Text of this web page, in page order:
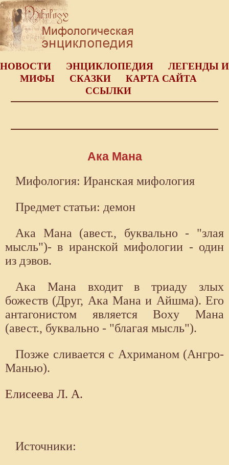
НОВОСТИ ЭНЦИКЛОПЕДИЯ
ЛЕГЕНДЫ И
МИФЫ
СКАЗКИ
КАРТА САЙТА
ССЫЛКИ
Ака Мана
Мифология: Иранская мифология
Предмет статьи: демон
Ака Мана (авест., буквально - "злая
мысль")- в иранской мифологии - один
из дэвов.
Ака Мана входит в триаду злых
божеств (Друг, Ака Мана и Айшма). Его
антагонистом является Boxy Мана
(авест., буквально - "благая мысль").
Позже сливается с Ахриманом (Ангро-
Манью).
Елисеева Л. А.
Источники: